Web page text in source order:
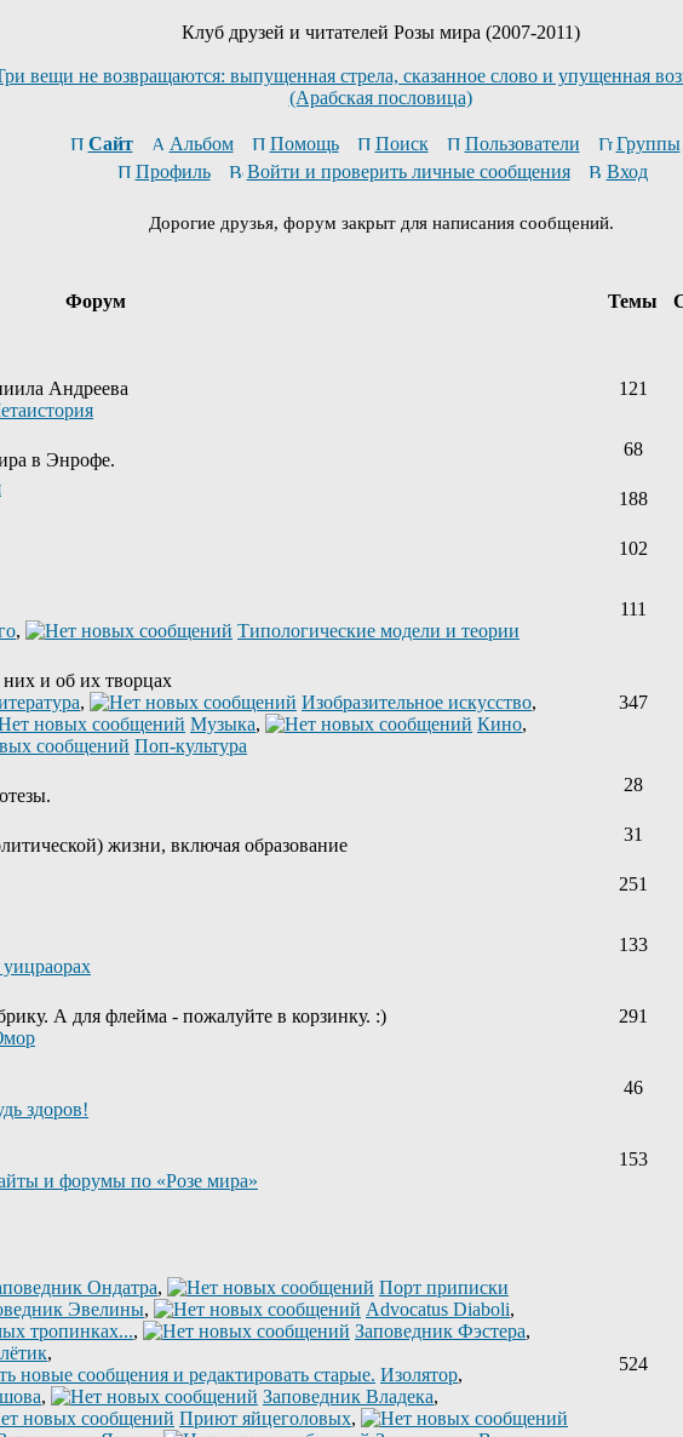
Клуб друзей и читателей Розы мира (2007-2011)
вещи не возвращаются: выпущенная стрела, сказанное слово и упущенная
(Арабская пословица)
Сайт Альбом Помощь Поиск Пользователи
Группы
Профиль
Войти и проверить личные сообщения Вход
Дорогие друзья, форум закрыт для написания сообщений.
Форум
Темы
Андреева
121
в Энрофе.
68
188
102
, Типологические модели и теории
111
и об их творцах
, Изобразительное искусство,
Музыка, Кино,
Поп-культура
347
28
жизни, включая образование
31
251
133
А для флейма - пожалуйте в корзинку. :)
291
здоров!
46
и форумы по «Розе мира»
153
Ондатра,
Порт приписки
Эвелины, Advocatus Diaboli,
тропинках..., Заповедник Фэстера,
,
Изолятор,
, Заповедник Владека,
Приют яйцеголовых,
524